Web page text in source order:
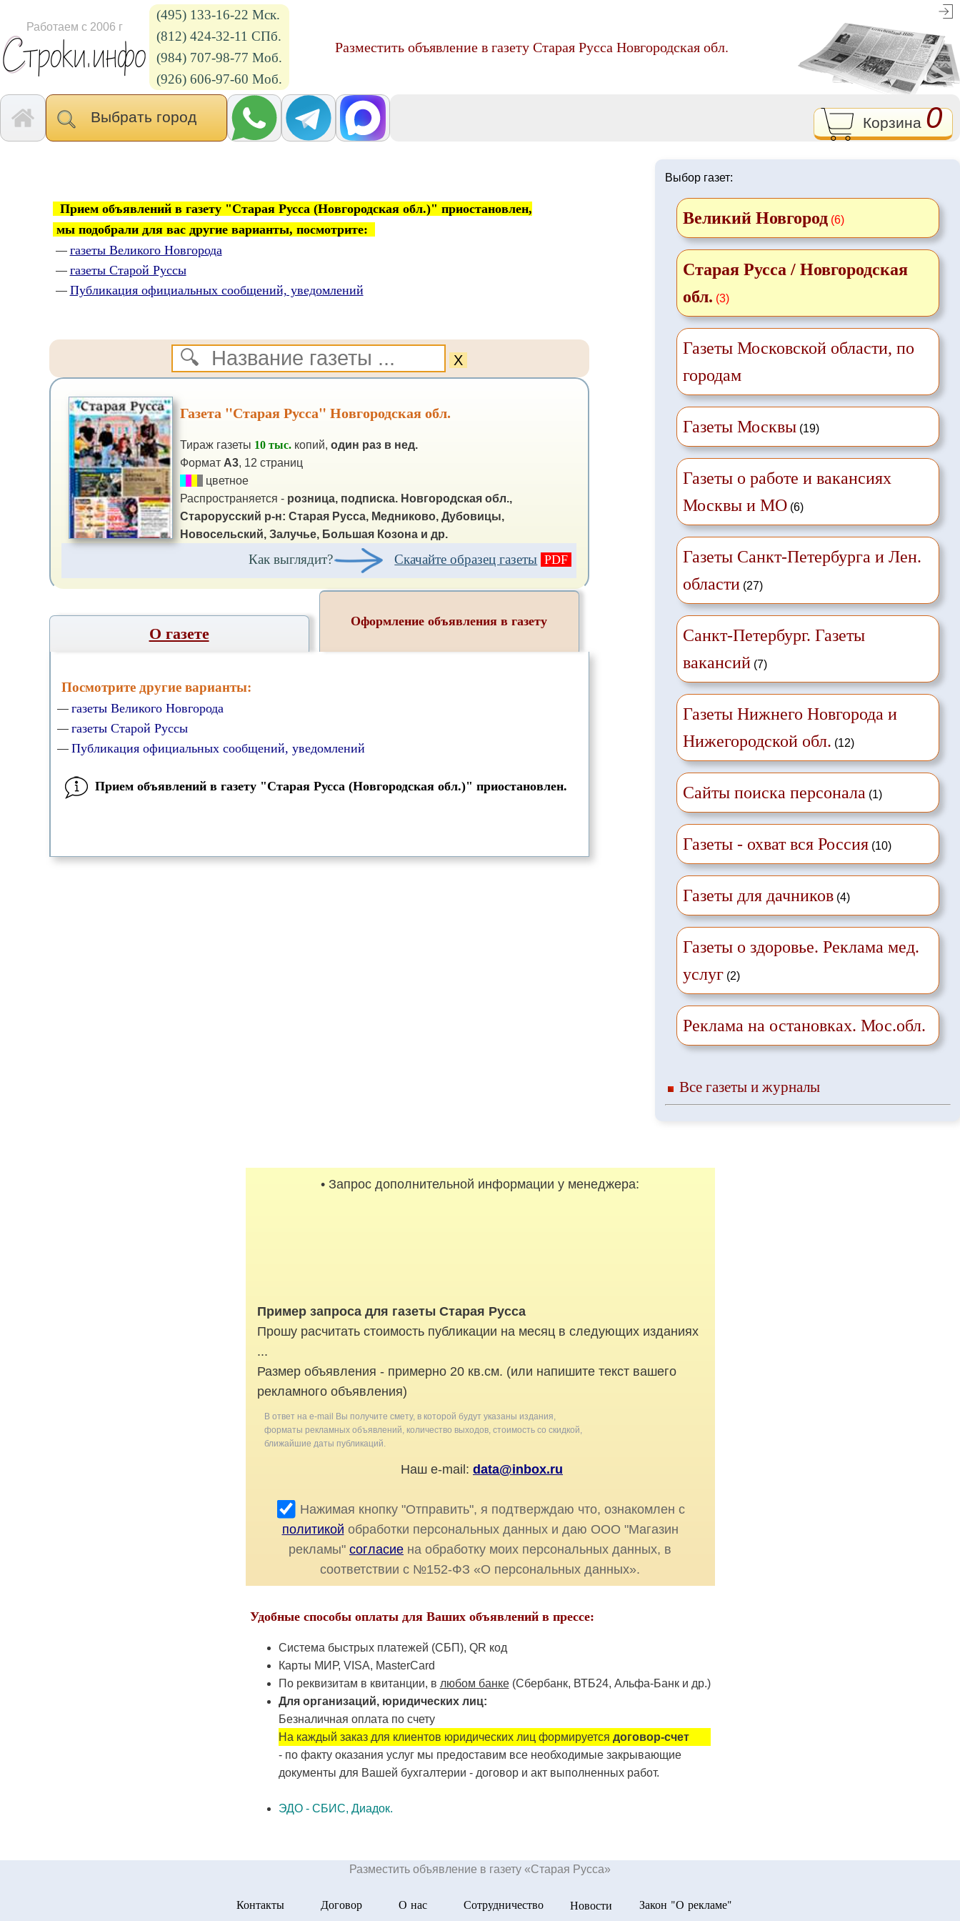
Работаем с 2006 г
(495) 133-16-22 Мск.
(812) 424-32-11 СПб.
(984) 707-98-77 Моб.
(926) 606-97-60 Моб.
Разместить объявление в газету Старая Русса Новгородская обл.
Выбрать город Корзина 0
Прием объявлений в газету "Старая Русса (Новгородская обл.)" приостановлен,
мы подобрали для вас другие варианты, посмотрите:
— газеты Великого Новгорода
— газеты Старой Руссы
— Публикация официальных сообщений, уведомлений
Х
Газета "Старая Русса" Новгородская обл.
Тираж газеты 10 тыс. копий,один раз в нед.
Формат А3, 12 страниц
цветное
Распространяется - розница, подписка. Новгородская обл.,
Старорусский р-н: Старая Русса, Медниково, Дубовицы,
Новосельский, Залучье, Большая Козона и др.
Как выглядит? Скачайте образец газеты PDF
Оформление объявления в газету
О газете
Посмотрите другие варианты:
— газеты Великого Новгорода
— газеты Старой Руссы
— Публикация официальных сообщений, уведомлений
Прием объявлений в газету "Старая Русса (Новгородская обл.)" приостановлен.
Выбор газет:
Великий Новгород (6)
Старая Русса / Новгородская
обл. (3)
Газеты Московской области, по
городам
Газеты Москвы(19)
Газеты о работе и вакансиях
Москвы и МО(6)
Газеты Санкт-Петербурга и Лен.
области(27)
Санкт-Петербург. Газеты
вакансий(7)
Газеты Нижнего Новгорода и
Нижегородской обл. (12)
Сайты поиска персонала(1)
Газеты - охват вся Россия(10)
Газеты для дачников(4)
Газеты о здоровье. Реклама мед.
услуг(2)
Реклама на остановках. Мос.обл.
Все газеты и журналы
• Запрос дополнительной информации у менеджера:
Пример запроса для газеты Старая Русса
Прошу расчитать стоимость публикации на месяц в следующих изданиях
...
Размер объявления - примерно 20 кв.см. (или напишите текст вашего
рекламного объявления)
В ответ на e-mail Вы получите смету, в которой будут указаны издания,
форматы рекламных объявлений, количество выходов, стоимость со скидкой,
ближайшие даты публикаций.
Наш e-mail: data@inbox.ru
Нажимая кнопку "Отправить", я подтверждаю что, ознакомлен с
политикой обработки персональных данных и даю ООО "Магазин
рекламы" согласие на обработку моих персональных данных, в
соответствии с №152-ФЗ «О персональных данных».
Удобные способы оплаты для Ваших объявлений в прессе:
Система быстрых платежей (СБП), QR код
Карты МИР, VISA, MasterCard
По реквизитам в квитанции, в любом банке(Сбербанк, ВТБ24, Альфа-Банк и др.)
Для организаций, юридических лиц:
Безналичная оплата по счету
На каждый заказ для клиентов юридических лиц формируется договор-счет
- по факту оказания услуг мы предоставим все необходимые закрывающие
документы для Вашей бухгалтерии - договор и акт выполненных работ.
ЭДО - СБИС, Диадок.
Разместить объявление в газету «Старая Русса»
Контакты Договор О нас Сотрудничество Новости Закон "О рекламе"